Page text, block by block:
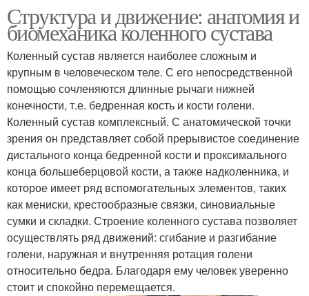
Структура и движение: анатомия и
биомеханика коленного сустава
Коленный сустав является наиболее сложным и
крупным в человеческом теле. С его непосредственной
помощью сочленяются длинные рычаги нижней
конечности, т.е. бедренная кость и кости голени.
Коленный сустав комплексный. С анатомической точки
зрения он представляет собой прерывистое соединение
дистального конца бедренной кости и проксимального
конца большеберцовой кости, а также надколенника, и
которое имеет ряд вспомогательных элементов, таких
как мениски, крестообразные связки, синовиальные
сумки и складки. Строение коленного сустава позволяет
осуществлять ряд движений: сгибание и разгибание
голени, наружная и внутренняя ротация голени
относительно бедра. Благодаря ему человек уверенно
стоит и спокойно перемещается.